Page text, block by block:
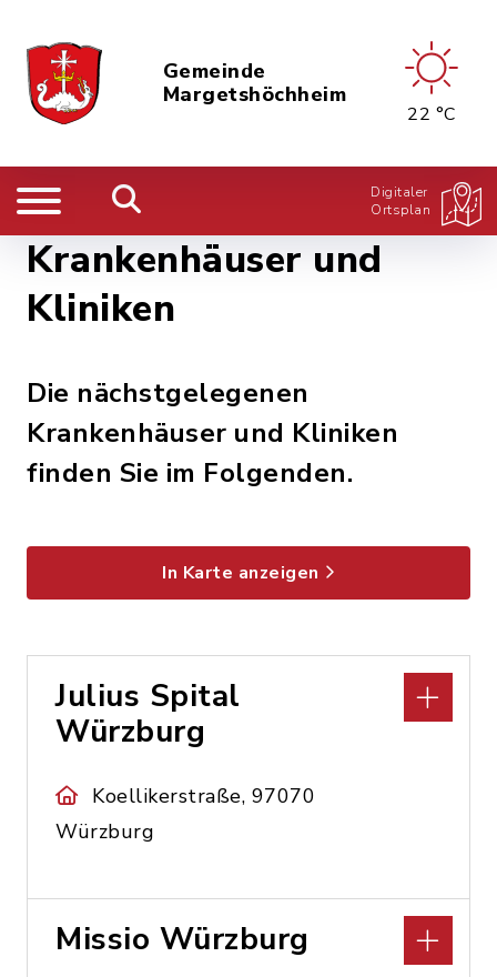
Gemeinde
Margetshöchheim
22 °C
Digitaler
Ortsplan
Krankenhäuser und
Kliniken
Die nächstgelegenen
Krankenhäuser und Kliniken
finden Sie im Folgenden.
In Karte anzeigen
Julius Spital
Würzburg
Koellikerstraße, 97070
Würzburg
Missio Würzburg